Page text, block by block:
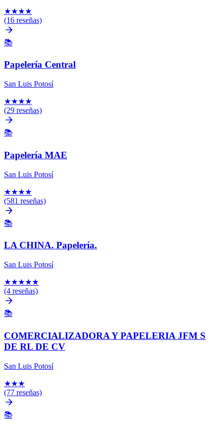
★★★★
(16 reseñas)
📚
Papelería Central
San Luis Potosí
★★★★
(29 reseñas)
📚
Papelería MAE
San Luis Potosí
★★★★
(581 reseñas)
📚
LA CHINA. Papelería.
San Luis Potosí
★★★★★
(4 reseñas)
📚
COMERCIALIZADORA Y PAPELERIA JFM S
DE RL DE CV
San Luis Potosí
★★★
(77 reseñas)
📚